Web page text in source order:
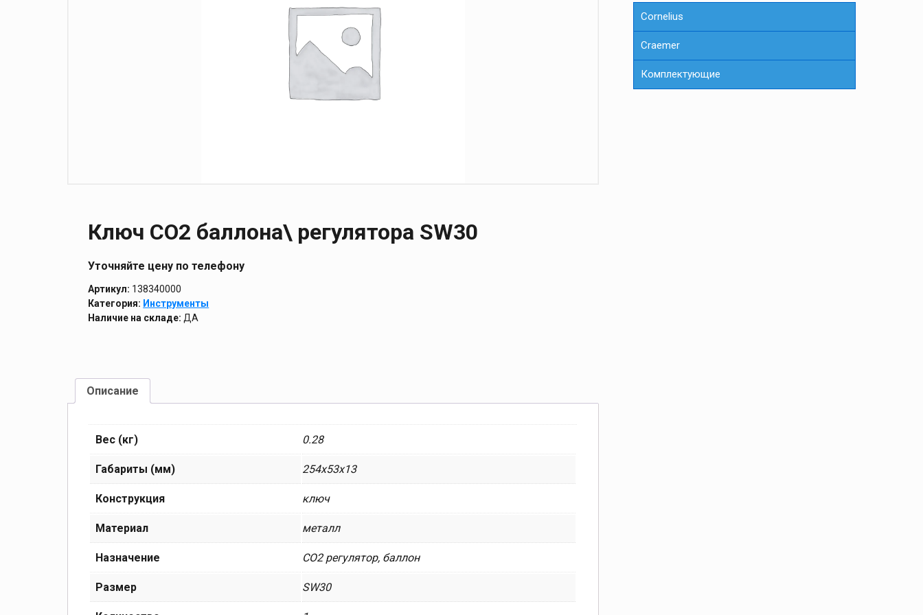
Ключ СО2 баллона\ регулятора SW30
Уточняйте цену по телефону
Артикул: 138340000
Категория: Инструменты
Наличие на складе: ДА
Описание
Вес (кг) 0.28
Габариты (мм) 254x53x13
Конструкция ключ
Материал металл
Назначение СО2 регулятор, баллон
Размер SW30
Cornelius
Сraemer
Комплектующие